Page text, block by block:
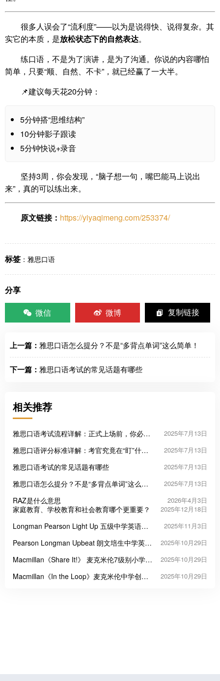
很多人误会了“流利度”——以为是说得快、说得复杂。其
实它的本质，是放松状态下的自然表达。
练口语，不是为了演讲，是为了沟通。你说的内容哪怕
简单，只要“顺、自然、不卡”，就已经赢了一大半。
📌建议每天花20分钟：
5分钟搭“思维结构”
10分钟影子跟读
5分钟快说+录音
坚持3周，你会发现，“脑子想一句，嘴巴能马上说出
来”，真的可以练出来。
原文链接： https://yiyaqimeng.com/253374/
标签 ： 雅思口语
分享
微信
微博 复制链接
上一篇： 雅思口语怎么提分？不是“多背点单词”这么简单！
下一篇： 雅思口语考试的常见话题有哪些
相关推荐
雅思口语考试流程详解：正式上场前，你必须
2025年7月13日
雅思口语评分标准详解：考官究竟在“盯”什
2025年7月13日
雅思口语考试的常见话题有哪些 2025年7月13日
雅思口语怎么提分？不是“多背点单词”这么简
2025年7月13日
RAZ是什么意思 2026年4月3日
家庭教育、学校教育和社会教育哪个更重要？ 2025年12月18日
Longman Pearson Light Up 五级中学英语教
2025年11月3日
Pearson Longman Upbeat 朗文培生中学英语
2025年10月29日
Macmillan《Share It!》 麦克米伦7级别小学英
2025年10月29日
Macmillan《In the Loop》麦克米伦中学创新
2025年10月29日